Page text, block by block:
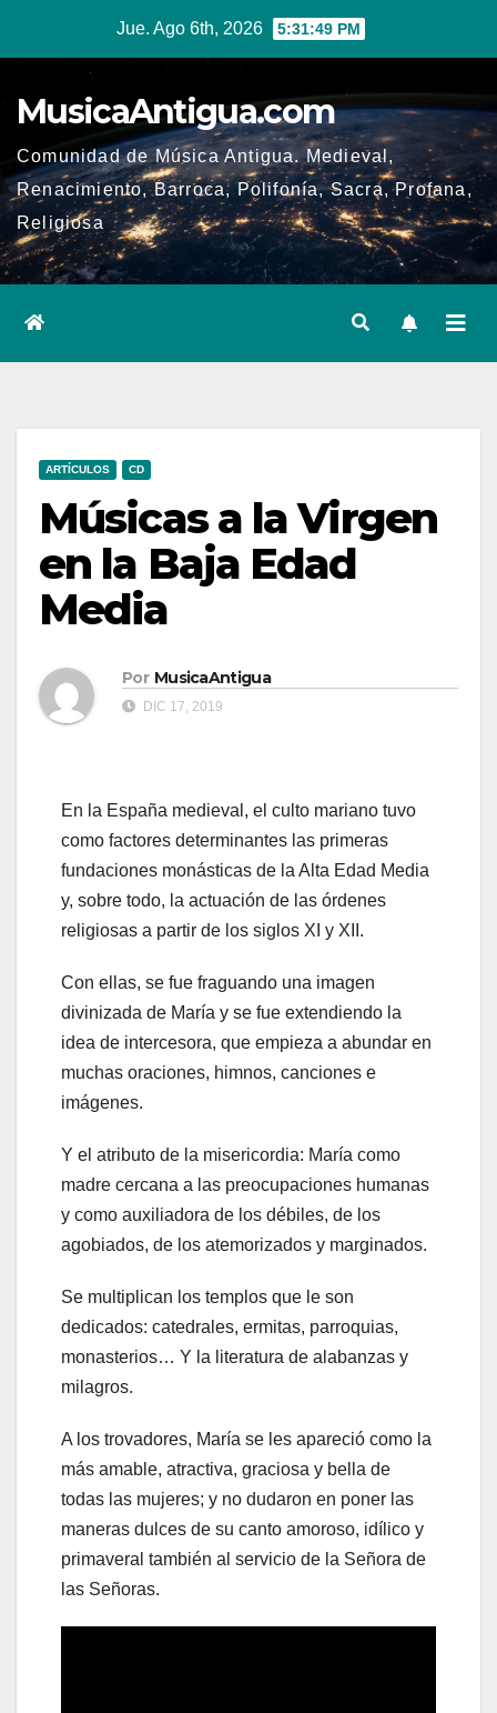
Jue. Ago 6th, 2026 5:31:50 PM
MusicaAntigua.com
Comunidad de Música Antigua. Medieval,
Renacimiento, Barroca, Polifonía, Sacra, Profana,
Religiosa
ARTÍCULOS CD
Músicas a la Virgen
en la Baja Edad
Media
Por MusicaAntigua
DIC 17, 2019
En la España medieval, el culto mariano tuvo
como factores determinantes las primeras
fundaciones monásticas de la Alta Edad Media
y, sobre todo, la actuación de las órdenes
religiosas a partir de los siglos XI y XII.
Con ellas, se fue fraguando una imagen
divinizada de María y se fue extendiendo la
idea de intercesora, que empieza a abundar en
muchas oraciones, himnos, canciones e
imágenes.
Y el atributo de la misericordia: María como
madre cercana a las preocupaciones humanas
y como auxiliadora de los débiles, de los
agobiados, de los atemorizados y marginados.
Se multiplican los templos que le son
dedicados: catedrales, ermitas, parroquias,
monasterios… Y la literatura de alabanzas y
milagros.
A los trovadores, María se les apareció como la
más amable, atractiva, graciosa y bella de
todas las mujeres; y no dudaron en poner las
maneras dulces de su canto amoroso, idílico y
primaveral también al servicio de la Señora de
las Señoras.